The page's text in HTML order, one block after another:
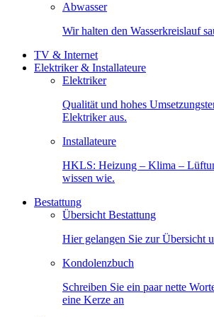
Abwasser
Wir halten den Wasserkreislauf
TV & Internet
Elektriker & Installateure
Elektriker
Qualität und hohes
Elektriker aus.
Installateure
HKLS: Heizung – Klima –
wissen wie.
Bestattung
Übersicht Bestattung
Hier gelangen Sie zur Übersicht
Kondolenzbuch
Schreiben Sie ein paar nette
eine Kerze an